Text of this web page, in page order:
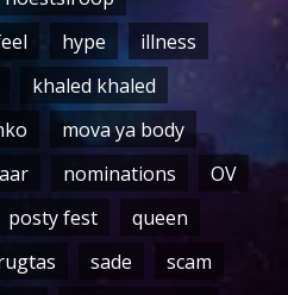
hype
illness
khaled khaled
mova ya body
nominations
OV
posty fest
queen
sade
scam